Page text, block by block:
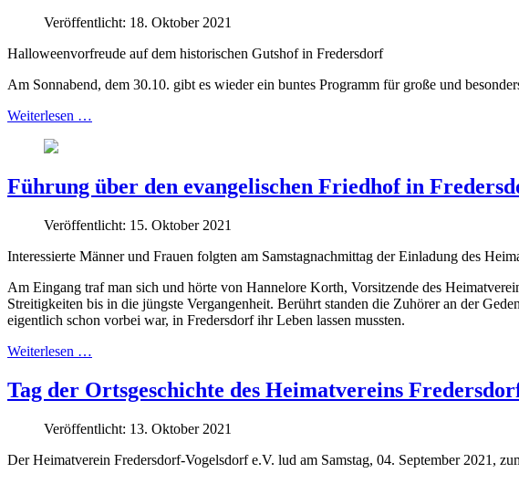
Veröffentlicht: 18. Oktober 2021
Halloweenvorfreude auf dem historischen Gutshof in Fredersdorf
Am Sonnabend, dem 30.10. gibt es wieder ein buntes Programm für große und
Weiterlesen …
Führung über den evangelischen Friedhof in
Veröffentlicht: 15. Oktober 2021
Interessierte Männer und Frauen folgten am Samstagnachmittag der Einladung des
Am Eingang traf man sich und hörte von Hannelore Korth, Vorsitzende des
Streitigkeiten bis in die jüngste Vergangenheit. Berührt standen die Zuhörer an der
eigentlich schon vorbei war, in Fredersdorf ihr Leben lassen mussten.
Weiterlesen …
Tag der Ortsgeschichte des Heimatvereins
Veröffentlicht: 13. Oktober 2021
Der Heimatverein Fredersdorf-Vogelsdorf e.V. lud am Samstag, 04. September 2021,